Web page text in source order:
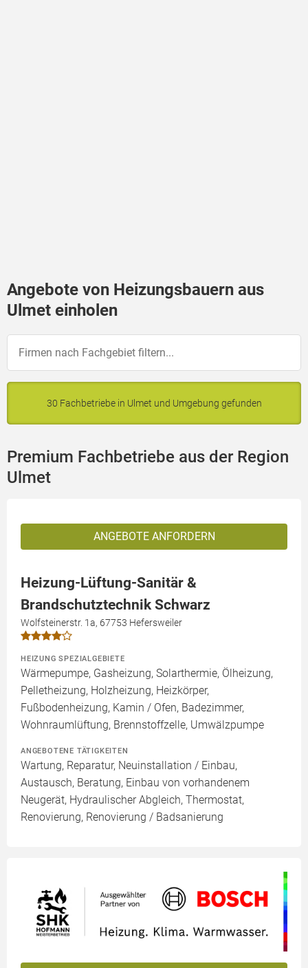
Angebote von Heizungsbauern aus
Ulmet einholen
30 Fachbetriebe in Ulmet und Umgebung gefunden
Premium Fachbetriebe aus der Region
Ulmet
ANGEBOTE ANFORDERN
Heizung-Lüftung-Sanitär &
Brandschutztechnik Schwarz
Wolfsteinerstr. 1a, 67753 Hefersweiler
HEIZUNG SPEZIALGEBIETE
Wärmepumpe, Gasheizung, Solarthermie, Ölheizung,
Pelletheizung, Holzheizung, Heizkörper,
Fußbodenheizung, Kamin / Ofen, Badezimmer,
Wohnraumlüftung, Brennstoffzelle, Umwälzpumpe
ANGEBOTENE TÄTIGKEITEN
Wartung, Reparatur, Neuinstallation / Einbau,
Austausch, Beratung, Einbau von vorhandenem
Neugerät, Hydraulischer Abgleich, Thermostat,
Renovierung, Renovierung / Badsanierung